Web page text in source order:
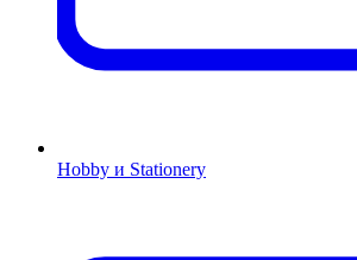
Hobby и Stationery